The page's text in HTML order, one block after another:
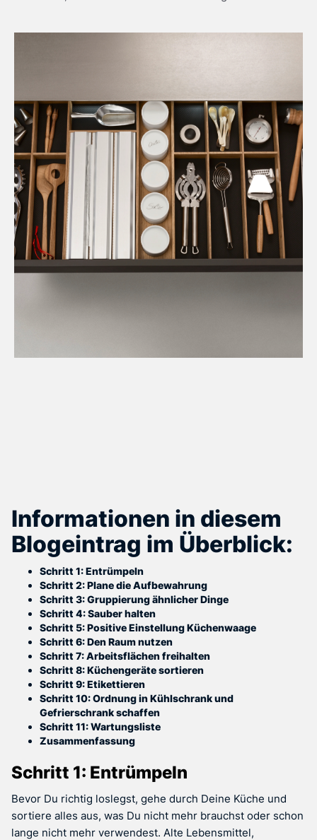
Informationen in diesem
Blogeintrag im Überblick:
Schritt 1: Entrümpeln
Schritt 2: Plane die Aufbewahrung
Schritt 3: Gruppierung ähnlicher Dinge
Schritt 4: Sauber halten
Schritt 5: Positive Einstellung Küchenwaage
Schritt 6: Den Raum nutzen
Schritt 7: Arbeitsflächen freihalten
Schritt 8: Küchengeräte sortieren
Schritt 9: Etikettieren
Schritt 10: Ordnung in Kühlschrank und
Gefrierschrank schaffen
Schritt 11: Wartungsliste
Zusammenfassung
Schritt 1: Entrümpeln
Bevor Du richtig loslegst, gehe durch Deine Küche und
sortiere alles aus, was Du nicht mehr brauchst oder schon
lange nicht mehr verwendest. Alte Lebensmittel,